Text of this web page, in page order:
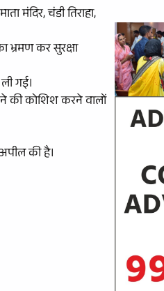
मंदिर, चंडी तिराहा,
भ्रमण कर सुरक्षा
गई।
की कोशिश करने वालों
की है।